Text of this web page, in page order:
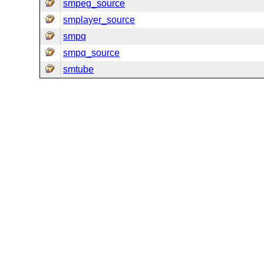
smpeg_source
smplayer_source
smpq
smpq_source
smtube